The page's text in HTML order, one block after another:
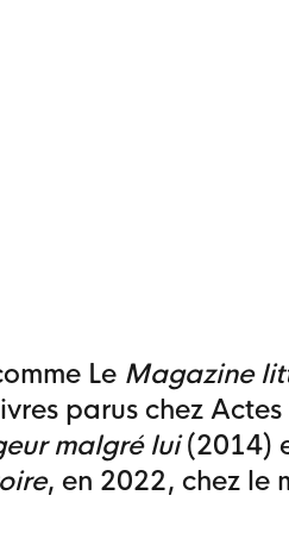
Le Magazine
parus chez
malgré lui(2014)
, en 2022, chez le